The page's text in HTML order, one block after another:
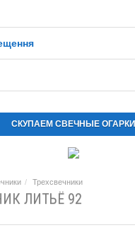
СКУПАЕМ СВЕЧНЫЕ ОГАРКИ
Трехсвечники
ЛИТЬЁ 92